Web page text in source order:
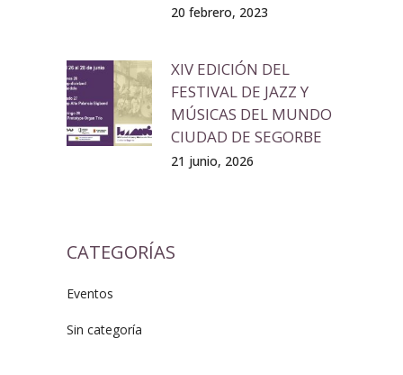
20 febrero, 2023
XIV EDICIÓN DEL
FESTIVAL DE JAZZ Y
MÚSICAS DEL MUNDO
CIUDAD DE SEGORBE
21 junio, 2026
CATEGORÍAS
Eventos
Sin categoría